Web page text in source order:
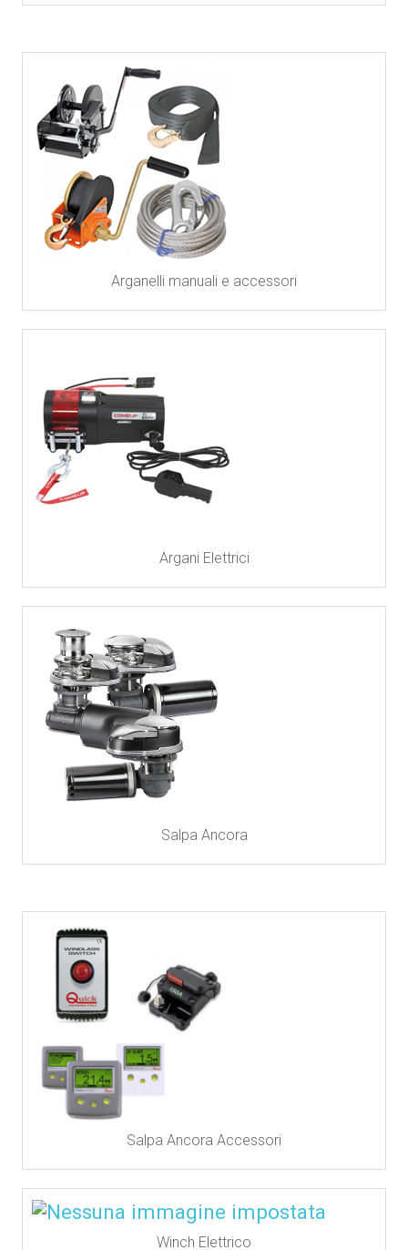
Arganelli manuali e accessori
Argani Elettrici
Salpa Ancora
Salpa Ancora Accessori
Winch Elettrico